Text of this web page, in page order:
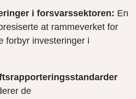
i forsvarssektoren: En
at rammeverket for
forbyr investeringer i
de